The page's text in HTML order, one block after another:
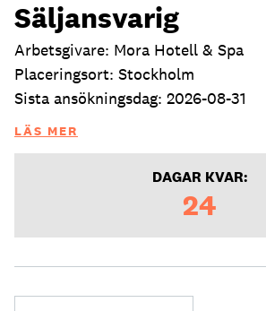
Säljansvarig
Arbetsgivare: Mora Hotell & Spa
Placeringsort: Stockholm
Sista ansökningsdag: 2026-08-31
LÄS MER
DAGAR KVAR:
24